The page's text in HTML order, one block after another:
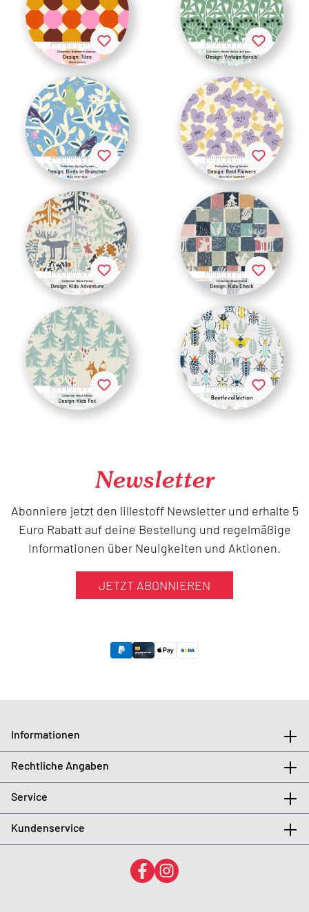
Newsletter
Abonniere jetzt den lillestoff Newsletter und erhalte 5
Euro Rabatt auf deine Bestellung und regelmäßige
Informationen über Neuigkeiten und Aktionen.
JETZT ABONNIEREN
Informationen
Rechtliche Angaben
Service
Kundenservice